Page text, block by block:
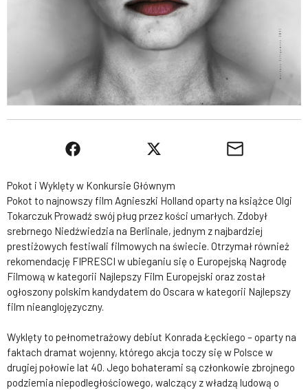
Pokot i Wyklęty w Konkursie Głównym
Pokot to najnowszy film Agnieszki Holland oparty na książce Olgi
Tokarczuk Prowadź swój pług przez kości umarłych. Zdobył
srebrnego Niedźwiedzia na Berlinale, jednym z najbardziej
prestiżowych festiwali filmowych na świecie. Otrzymał również
rekomendację FIPRESCI w ubieganiu się o Europejską Nagrodę
Filmową w kategorii Najlepszy Film Europejski oraz został
ogłoszony polskim kandydatem do Oscara w kategorii Najlepszy
film nieanglojęzyczny.
Wyklęty to pełnometrażowy debiut Konrada Łęckiego – oparty na
faktach dramat wojenny, którego akcja toczy się w Polsce w
drugiej połowie lat 40. Jego bohaterami są członkowie zbrojnego
podziemia niepodległościowego, walczący z władzą ludową o